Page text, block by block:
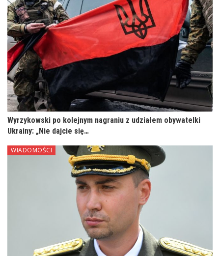
Wyrzykowski po kolejnym nagraniu z udziałem obywatelki
Ukrainy: „Nie dajcie się…
WIADOMOŚCI